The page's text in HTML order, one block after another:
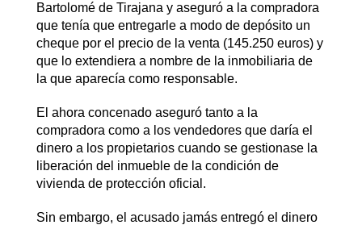
Bartolomé de Tirajana y aseguró a la compradora
que tenía que entregarle a modo de depósito un
cheque por el precio de la venta (145.250 euros) y
que lo extendiera a nombre de la inmobiliaria de
la que aparecía como responsable.
El ahora concenado aseguró tanto a la
compradora como a los vendedores que daría el
dinero a los propietarios cuando se gestionase la
liberación del inmueble de la condición de
vivienda de protección oficial.
Sin embargo, el acusado jamás entregó el dinero